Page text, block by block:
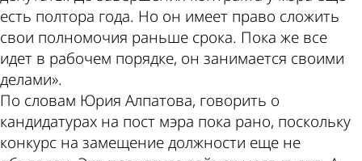
есть полтора года. Но он имеет право сложить
свои полномочия раньше срока. Пока же все
идет в рабочем порядке, он занимается своими
делами».
По словам Юрия Алпатова, говорить о
кандидатурах на пост мэра пока рано, поскольку
конкурс на замещение должности еще не